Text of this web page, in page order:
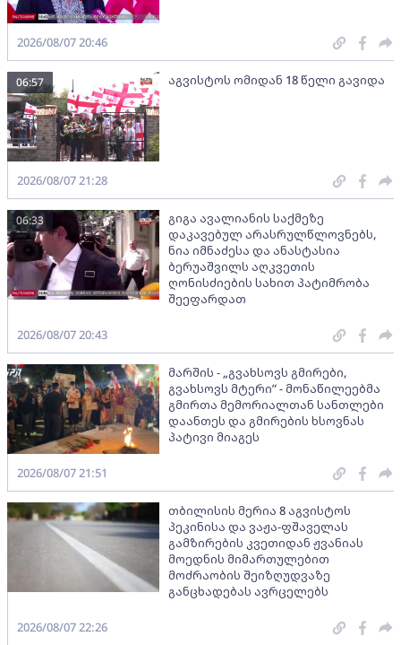
2026/08/07 20:46
აგვისტოს ომიდან 18 წელი გავიდა
06:57
2026/08/07 21:28
გიგა ავალიანის საქმეზე
დაკავებულ არასრულწლოვნებს,
ნია იმნაძესა და ანასტასია
ბერუაშვილს აღკვეთის
ღონისძიების სახით პატიმრობა
შეეფარდათ
06:33
2026/08/07 20:43
მარშის - „გვახსოვს გმირები,
გვახსოვს მტერი” - მონაწილეებმა
გმირთა მემორიალთან სანთლები
დაანთეს და გმირების ხსოვნას
პატივი მიაგეს
2026/08/07 21:51
თბილისის მერია 8 აგვისტოს
პეკინისა და ვაჟა-ფშაველას
გამზირების კვეთიდან ჟვანიას
მოედნის მიმართულებით
მოძრაობის შეიზღუდვაზე
განცხადებას ავრცელებს
2026/08/07 22:26